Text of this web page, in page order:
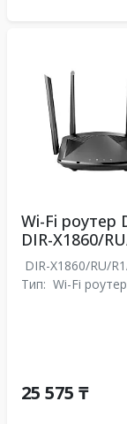
Wi-Fi роутер
DIR-X1860/
DIR-X1860/RU/
Тип: Wi-Fi роутер
25 575 ₸